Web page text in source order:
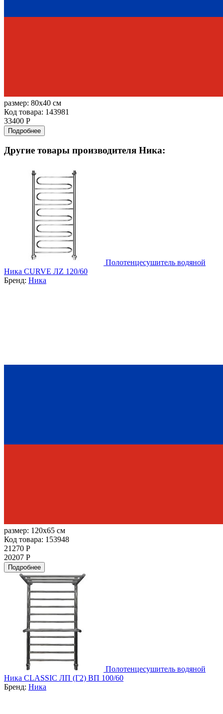
размер: 80x40 см
Код товара: 143981
33400 Р
Подробнее
Другие товары производителя Ника:
Полотенцесушитель водяной
Ника CURVE ЛZ 120/60
Бренд: Ника
размер: 120x65 см
Код товара: 153948
21270 Р
20207 Р
Подробнее
Полотенцесушитель водяной
Ника CLASSIC ЛП (Г2) ВП 100/60
Бренд: Ника